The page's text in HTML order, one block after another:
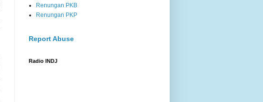
Renungan PKB
Renungan PKP
Report Abuse
Radio INDJ